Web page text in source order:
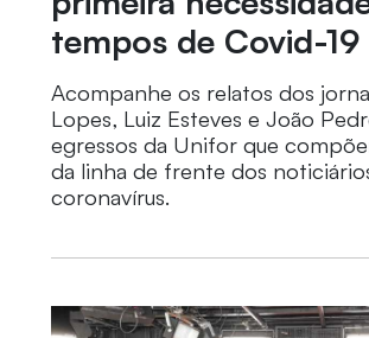
tempos de Covid-19
Acompanhe os relatos dos
Lopes, Luiz Esteves e João
egressos da Unifor que
da linha de frente dos
coronavírus.